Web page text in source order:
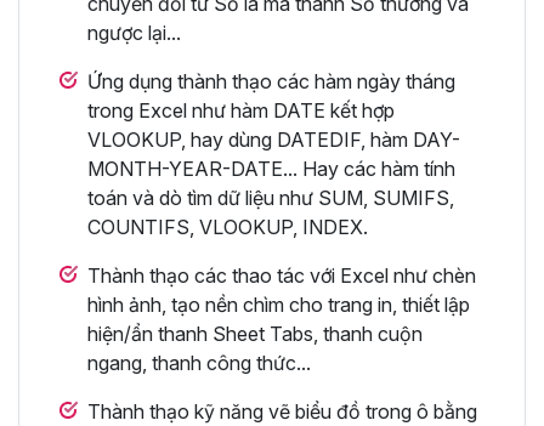
ngược lại...
Ứng dụng thành thạo các hàm ngày tháng
trong Excel như hàm DATE kết hợp
VLOOKUP, hay dùng DATEDIF, hàm DAY-
MONTH-YEAR-DATE... Hay các hàm tính
toán và dò tìm dữ liệu như SUM, SUMIFS,
COUNTIFS, VLOOKUP, INDEX.
Thành thạo các thao tác với Excel như chèn
hình ảnh, tạo nền chìm cho trang in, thiết lập
hiện/ẩn thanh Sheet Tabs, thanh cuộn
ngang, thanh công thức...
Thành thạo kỹ năng vẽ biểu đồ trong ô bằng